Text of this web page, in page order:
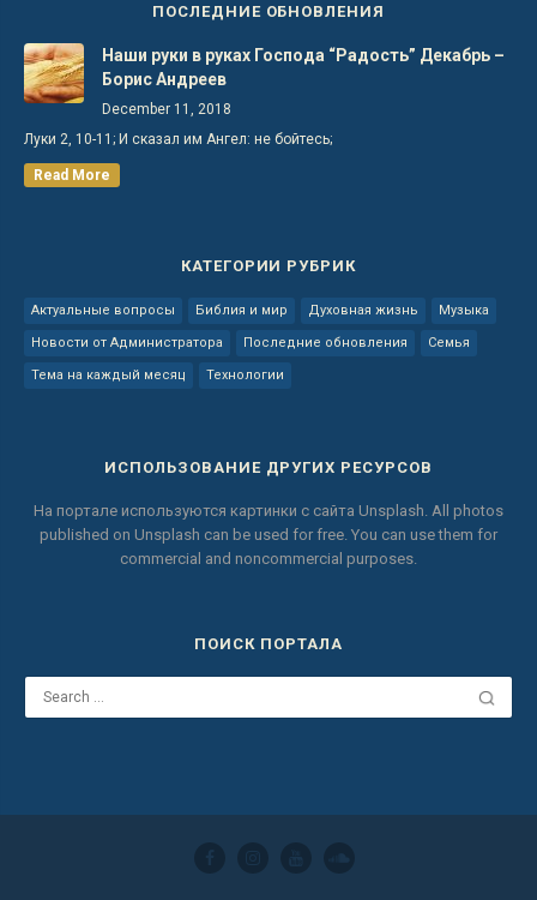
ПОСЛЕДНИЕ ОБНОВЛЕНИЯ
Наши руки в руках Господа “Радость” Декабрь –
Борис Андреев
December 11, 2018
Луки 2, 10-11; И сказал им Ангел: не бойтесь;
Read More
КАТЕГОРИИ РУБРИК
Актуальные вопросы Библия и мир Духовная жизнь Музыка
Новости от Администратора Последние обновления Семья
Тема на каждый месяц Технологии
ИСПОЛЬЗОВАНИЕ ДРУГИХ РЕСУРСОВ
На портале используются картинки с сайта Unsplash. All photos
published on Unsplash can be used for free. You can use them for
commercial and noncommercial purposes.
ПОИСК ПОРТАЛА